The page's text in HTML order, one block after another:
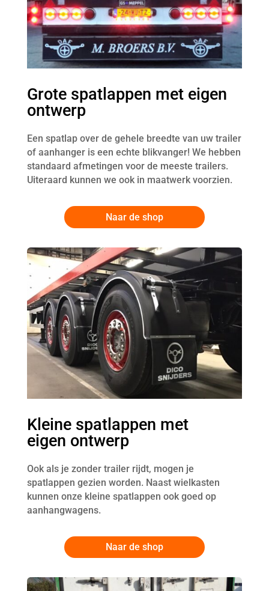
Grote spatlappen met eigen
ontwerp
Een spatlap over de gehele breedte van uw trailer
of aanhanger is een echte blikvanger! We hebben
standaard afmetingen voor de meeste trailers.
Uiteraard kunnen we ook in maatwerk voorzien.
Naar de shop
Kleine spatlappen met
eigen ontwerp
Ook als je zonder trailer rijdt, mogen je
spatlappen gezien worden. Naast wielkasten
kunnen onze kleine spatlappen ook goed op
aanhangwagens.
Naar de shop